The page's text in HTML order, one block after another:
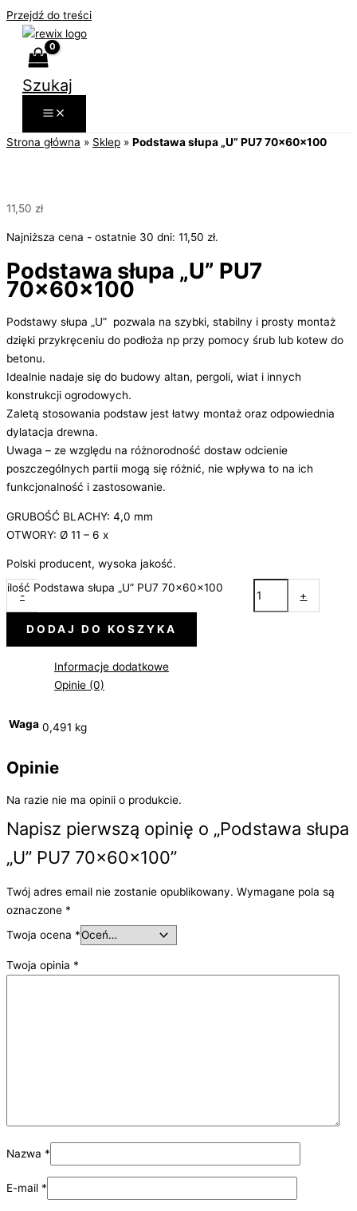
Przejdź do treści
Szukaj
Strona główna » Sklep » Podstawa słupa „U” PU7 70x60x100
11,50 zł
Najniższa cena - ostatnie 30 dni: 11,50 zł.
Podstawa słupa „U” PU7
70x60x100
Podstawy słupa „U” pozwala na szybki, stabilny i prosty montaż
dzięki przykręceniu do podłoża np przy pomocy śrub lub kotew do
betonu.
Idealnie nadaje się do budowy altan, pergoli, wiat i innych
konstrukcji ogrodowych.
Zaletą stosowania podstaw jest łatwy montaż oraz odpowiednia
dylatacja drewna.
Uwaga – ze względu na różnorodność dostaw odcienie
poszczególnych partii mogą się różnić, nie wpływa to na ich
funkcjonalność i zastosowanie.
GRUBOŚĆ BLACHY: 4,0 mm
OTWORY: Ø 11 – 6 x
Polski producent, wysoka jakość.
-
ilość Podstawa słupa „U” PU7 70x60x100
+
DODAJ DO KOSZYKA
Informacje dodatkowe
Opinie (0)
Waga 0,491 kg
Opinie
Na razie nie ma opinii o produkcie.
Napisz pierwszą opinię o „Podstawa słupa
„U” PU7 70x60x100”
Twój adres email nie zostanie opublikowany. Wymagane pola są
oznaczone *
Twoja ocena *
Twoja opinia *
Nazwa *
E-mail *